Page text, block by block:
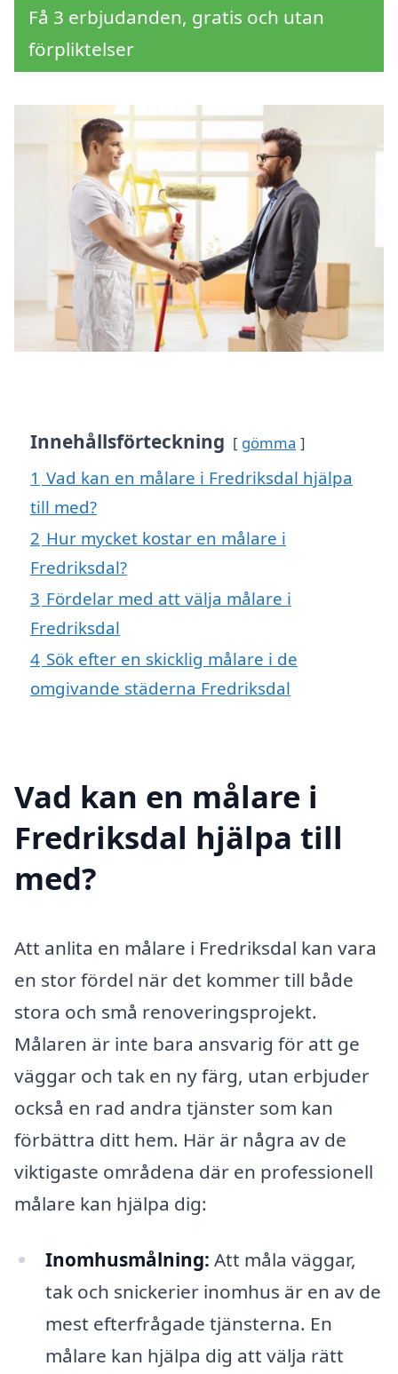
Få 3 erbjudanden, gratis och utan
förpliktelser
Innehållsförteckning gömma
1 Vad kan en målare i Fredriksdal hjälpa
till med?
2 Hur mycket kostar en målare i
Fredriksdal?
3 Fördelar med att välja målare i
Fredriksdal
4 Sök efter en skicklig målare i de
omgivande städerna Fredriksdal
Vad kan en målare i
Fredriksdal hjälpa till
med?
Att anlita en målare i Fredriksdal kan vara
en stor fördel när det kommer till både
stora och små renoveringsprojekt.
Målaren är inte bara ansvarig för att ge
väggar och tak en ny färg, utan erbjuder
också en rad andra tjänster som kan
förbättra ditt hem. Här är några av de
viktigaste områdena där en professionell
målare kan hjälpa dig:
Inomhusmålning: Att måla väggar,
tak och snickerier inomhus är en av de
mest efterfrågade tjänsterna. En
målare kan hjälpa dig att välja rätt